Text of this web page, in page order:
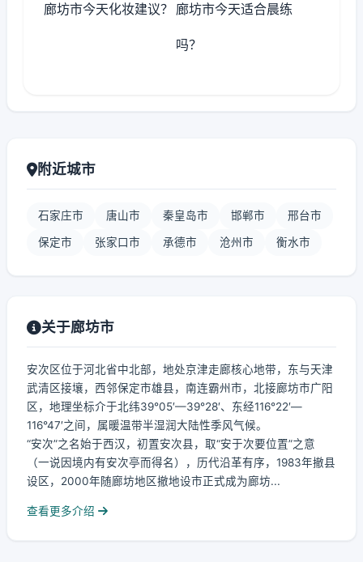
廊坊市今天化妆建议？ 廊坊市今天适合晨练
吗？
附近城市
石家庄市 唐山市 秦皇岛市 邯郸市 邢台市
保定市 张家口市 承德市 沧州市 衡水市
关于廊坊市
安次区位于河北省中北部，地处京津走廊核心地带，东与天津
武清区接壤，西邻保定市雄县，南连霸州市，北接廊坊市广阳
区，地理坐标介于北纬39°05′—39°28′、东经116°22′—
116°47′之间，属暖温带半湿润大陆性季风气候。
“安次”之名始于西汉，初置安次县，取“安于次要位置”之意
（一说因境内有安次亭而得名），历代沿革有序，1983年撤县
设区，2000年随廊坊地区撤地设市正式成为廊坊...
查看更多介绍